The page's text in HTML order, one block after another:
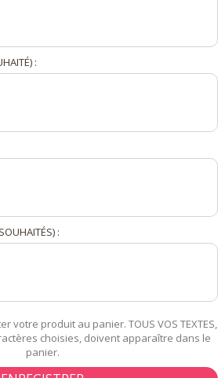
:
:
votre produit au panier. TOUS VOS TEXTES,
choisies, doivent apparaître dans le
panier.